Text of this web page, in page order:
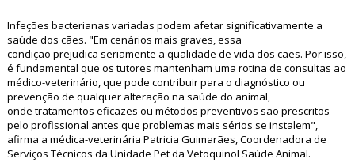
Infeções bacterianas variadas podem afetar significativamente a
saúde dos cães. "Em cenários mais graves, essa
condição prejudica seriamente a qualidade de vida dos cães. Por isso,
é fundamental que os tutores mantenham uma rotina de consultas ao
médico-veterinário, que pode contribuir para o diagnóstico ou
prevenção de qualquer alteração na saúde do animal,
onde tratamentos eficazes ou métodos preventivos são prescritos
pelo profissional antes que problemas mais sérios se instalem",
afirma a médica-veterinária Patricia Guimarães, Coordenadora de
Serviços Técnicos da Unidade Pet da Vetoquinol Saúde Animal.